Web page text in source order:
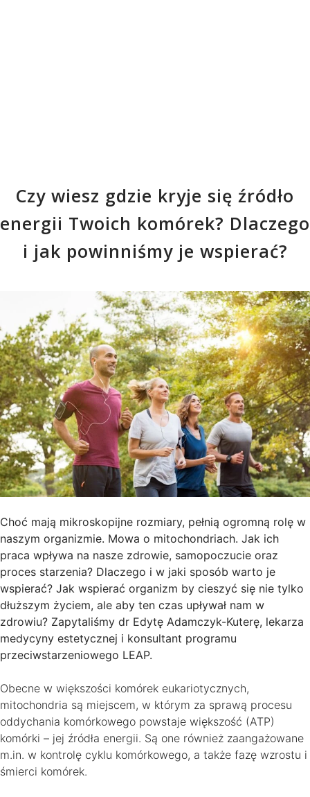
Czy wiesz gdzie kryje się źródło
energii Twoich komórek? Dlaczego
i jak powinniśmy je wspierać?
Choć mają mikroskopijne rozmiary, pełnią ogromną rolę w
naszym organizmie. Mowa o mitochondriach. Jak ich
praca wpływa na nasze zdrowie, samopoczucie oraz
proces starzenia? Dlaczego i w jaki sposób warto je
wspierać? Jak wspierać organizm by cieszyć się nie tylko
dłuższym życiem, ale aby ten czas upływał nam w
zdrowiu? Zapytaliśmy dr Edytę Adamczyk-Kuterę, lekarza
medycyny estetycznej i konsultant programu
przeciwstarzeniowego LEAP.
Obecne w większości komórek eukariotycznych,
mitochondria są miejscem, w którym za sprawą procesu
oddychania komórkowego powstaje większość (ATP)
komórki – jej źródła energii. Są one również zaangażowane
m.in. w kontrolę cyklu komórkowego, a także fazę wzrostu i
śmierci komórek.